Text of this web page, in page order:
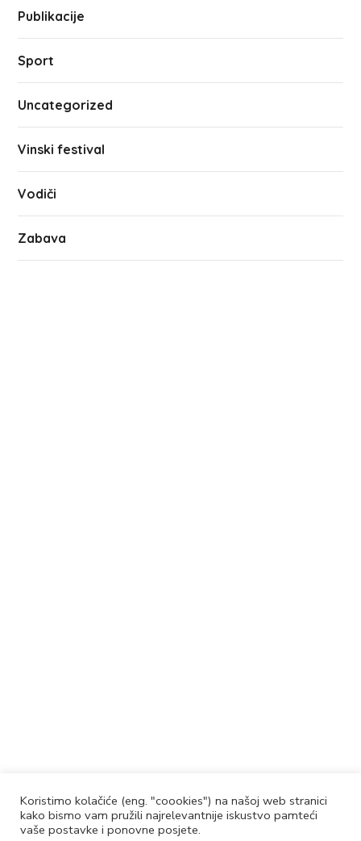
Publikacije
Sport
Uncategorized
Vinski festival
Vodiči
Zabava
Koristimo kolačiće (eng. "coookies") na našoj web stranici
kako bismo vam pružili najrelevantnije iskustvo pamteći
vaše postavke i ponovne posjete.